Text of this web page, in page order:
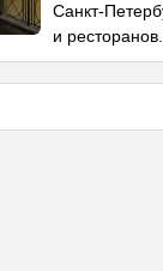
Санкт-
и